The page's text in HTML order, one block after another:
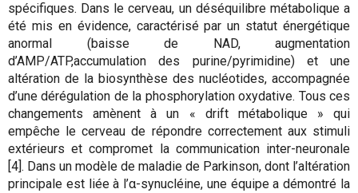
spécifiques. Dans le cerveau, un déséquilibre métabolique a
été mis en évidence, caractérisé par un statut énergétique
anormal (baisse de NAD, augmentation
d’AMP/ATP,accumulation des purine/pyrimidine) et une
altération de la biosynthèse des nucléotides, accompagnée
d’une dérégulation de la phosphorylation oxydative. Tous ces
changements amènent à un « drift métabolique » qui
empêche le cerveau de répondre correctement aux stimuli
extérieurs et compromet la communication inter-neuronale
[4]. Dans un modèle de maladie de Parkinson, dont l’altération
principale est liée à l’α-synucléine, une équipe a démontré la